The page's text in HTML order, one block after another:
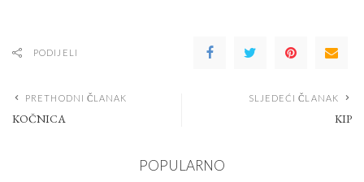
PODIJELI
PRETHODNI ČLANAK
KOČNICA
SLJEDEĆI ČLANAK
KIP
POPULARNO